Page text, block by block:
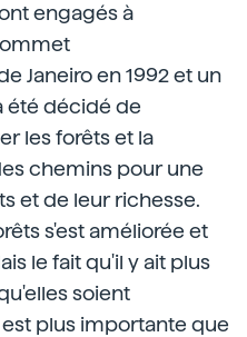
engagés à
Janeiro en 1992 et un
été décidé de
les forêts et la
chemins pour une
et de leur richesse.
s'est améliorée et
le fait qu'il y ait plus
soient
plus importante que